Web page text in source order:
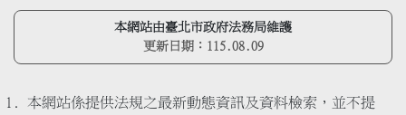
本網站由臺北市政府法務局維護
更新日期： 115.08.09
本網站係提供法規之最新動態資訊及資料檢索，並不提